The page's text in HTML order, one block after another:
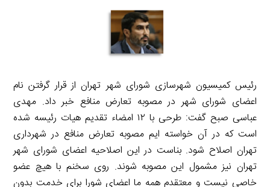
رئیس کمیسیون شهرسازی شورای شهر تهران از قرار گرفتن نام
اعضای شورای شهر در مصوبه تعارض منافع خبر داد. مهدی
عباسی صبح گفت: طرحی با ۱۲ امضاء تقدیم هیات رئیسه شده
است که در آن خواسته ایم مصوبه تعارض منافع در شهرداری
تهران اصلاح شود. بناست در این اصلاحیه اعضای شورای شهر
تهران نیز مشمول این مصوبه شوند. روی سخنم با هیچ عضو
خاصی نیست و معتقدم همه ما اعضای شورا برای خدمت بدون